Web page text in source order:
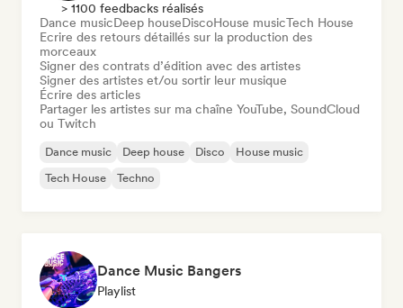
> 1100 feedbacks réalisés
Dance musicDeep houseDiscoHouse musicTech House
Ecrire des retours détaillés sur la production des
morceaux
Signer des contrats d’édition avec des artistes
Signer des artistes et/ou sortir leur musique
Écrire des articles
Partager les artistes sur ma chaîne YouTube, SoundCloud
ou Twitch
Dance music Deep house Disco
House music
Tech House
Techno
Dance Music Bangers
Playlist